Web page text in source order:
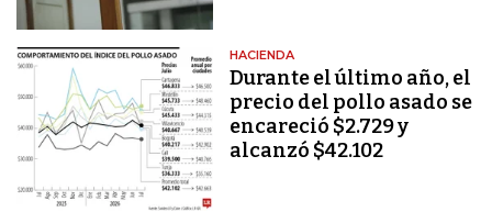
HACIENDA
Durante el último año, el
precio del pollo asado se
encareció $2.729 y
alcanzó $42.102